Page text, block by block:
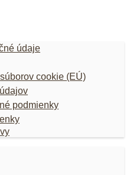
údaje
cookie (EÚ)
podmienky